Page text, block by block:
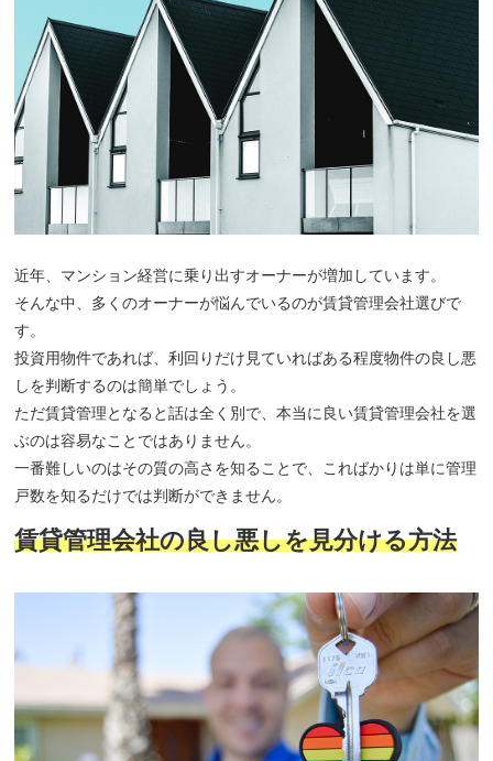
近年、マンション経営に乗り出すオーナーが増加しています。
そんな中、多くのオーナーが悩んでいるのが賃貸管理会社選びで
す。
投資用物件であれば、利回りだけ見ていればある程度物件の良し悪
しを判断するのは簡単でしょう。
ただ賃貸管理となると話は全く別で、本当に良い賃貸管理会社を選
ぶのは容易なことではありません。
一番難しいのはその質の高さを知ることで、こればかりは単に管理
戸数を知るだけでは判断ができません。
賃貸管理会社の良し悪しを見分ける方法